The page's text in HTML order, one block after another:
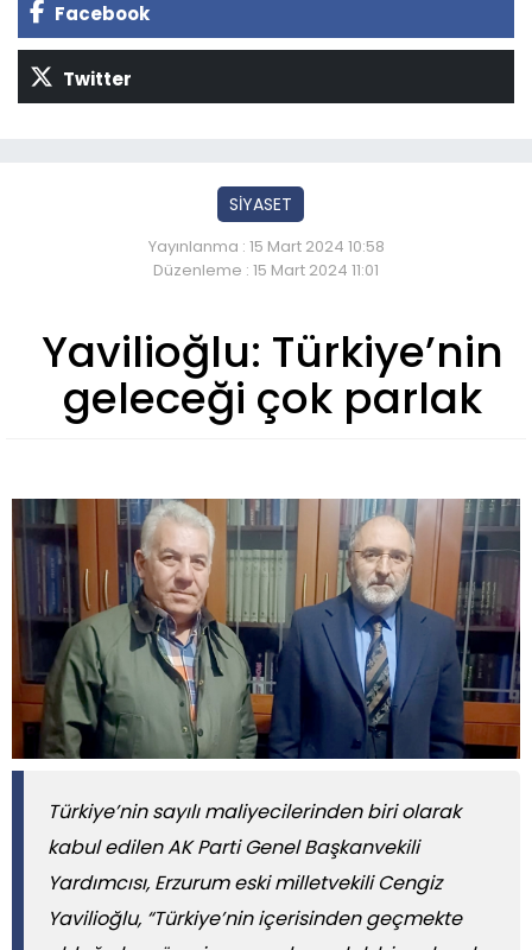
Facebook
Twitter
SİYASET
Yayınlanma : 15 Mart 2024 10:58
Düzenleme : 15 Mart 2024 11:01
Yavilioğlu: Türkiye’nin
geleceği çok parlak
Türkiye’nin sayılı maliyecilerinden biri olarak
kabul edilen AK Parti Genel Başkanvekili
Yardımcısı, Erzurum eski milletvekili Cengiz
Yavilioğlu, “Türkiye’nin içerisinden geçmekte